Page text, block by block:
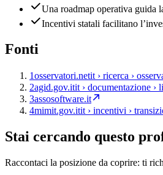
Una roadmap operativa guida
Incentivi statali facilitano
Fonti
1osservatori.netit › ricerca ›
2agid.gov.itit › documentazione ›
3assosoftware.it
4mimit.gov.itit › incentivi ›
Stai cercando questo
Raccontaci la posizione da coprire: ti